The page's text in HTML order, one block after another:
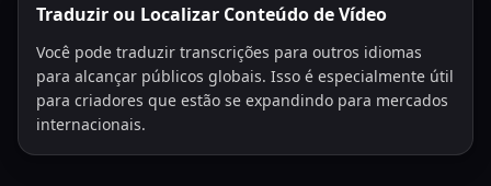
Traduzir ou Localizar Conteúdo de Vídeo
Você pode traduzir transcrições para outros idiomas
para alcançar públicos globais. Isso é especialmente útil
para criadores que estão se expandindo para mercados
internacionais.